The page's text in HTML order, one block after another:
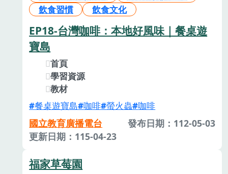
飲食習慣
飲食文化
EP18-台灣咖啡：本地好風味｜餐桌遊
寶島
首頁
學習資源
教材
餐桌遊寶島 咖啡 螢火蟲 咖啡
國立教育廣播電台
發布日期：112-05-03
更新日期：115-04-23
福家草莓園